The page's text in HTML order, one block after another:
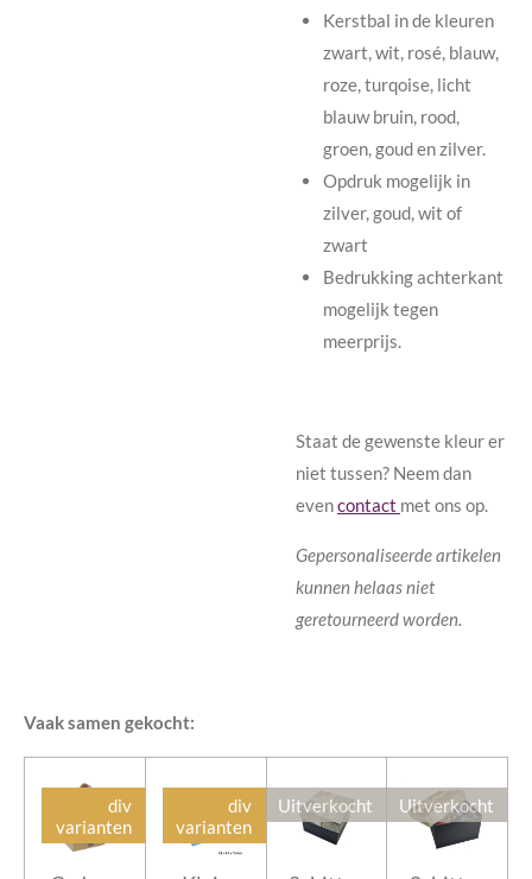
Kerstbal in de kleuren
zwart, wit, rosé, blauw,
roze, turqoise, licht
blauw bruin, rood,
groen, goud en zilver.
Opdruk mogelijk in
zilver, goud, wit of
zwart
Bedrukking achterkant
mogelijk tegen
meerprijs.
Staat de gewenste kleur er
niet tussen? Neem dan
evencontact met ons op.
Gepersonaliseerde artikelen
kunnen helaas niet
geretourneerd worden.
Vaak samen gekocht:
div
varianten
div
varianten
Uitverkocht Uitverkocht